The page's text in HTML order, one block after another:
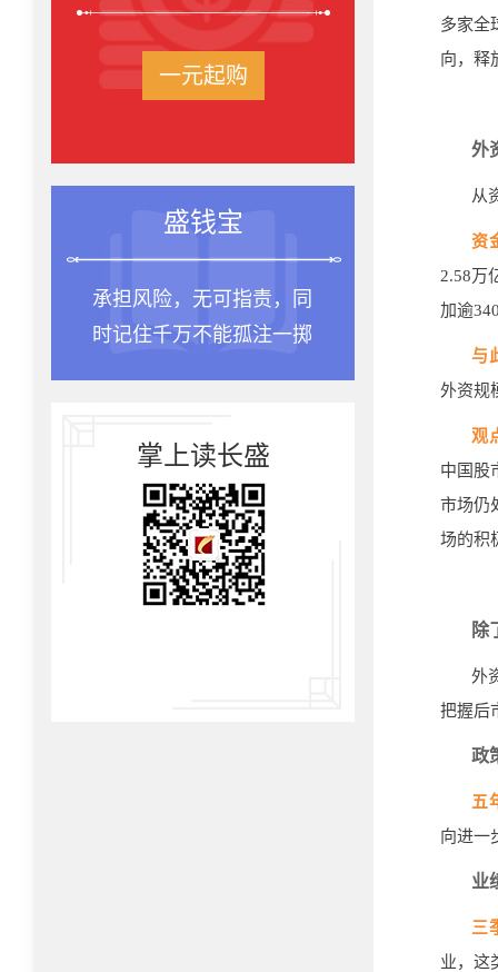
一元起购
盛钱宝
承担风险，无可指责，同
时记住千万不能孤注一掷
种一棵
掌上读长盛
多家全
向，释
外
从
资
2.58万
加逾
与
外资规
观
中国股
市场仍
场的积
除
外
把握后
政
五
向进一
业
三
业，这